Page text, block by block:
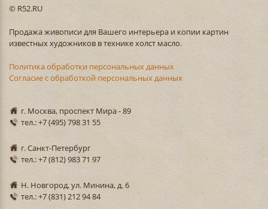
© R52.RU
Продажа живописи для Вашего интерьера и копии картин
известных художников в технике холст масло.
Политика обработки персональных данных
Согласие с обработкой персональных данных
г. Москва, проспект Мира - 89
тел.: +7 (495) 798 31 55
г. Санкт-Петербург
тел.: +7 (812) 983 71 97
Н. Новгород, ул. Минина, д. 6
тел.: +7 (831) 212 94 84